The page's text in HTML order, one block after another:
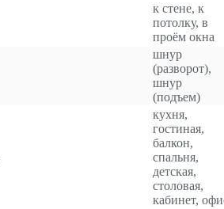
к стене, к
потолку, в
проём окна
шнур
(разворот),
шнур
(подъем)
кухня,
гостиная,
балкон,
спальня,
детская,
столовая,
кабинет,